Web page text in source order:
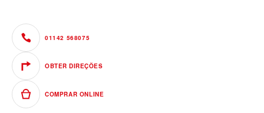
01142 568075
OBTER DIREÇÕES
COMPRAR ONLINE